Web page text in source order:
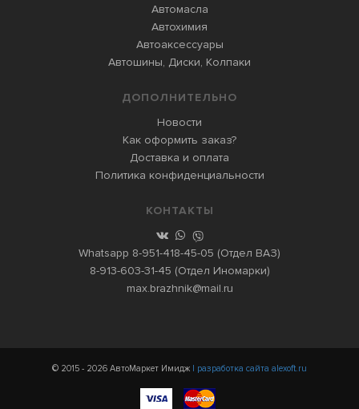
Автомасла
Автохимия
Автоаксессуары
Автошины, Диски, Колпаки
ДОПОЛНИТЕЛЬНО
Новости
Как оформить заказ?
Доставка и оплата
Политика конфиденциальности
КОНТАКТЫ
Whatsapp 8-951-418-45-05 (Отдел ВАЗ)
8-913-603-31-45 (Отдел Иномарки)
max.brazhnik@mail.ru
© 2015 - 2026 АвтоМаркет Имидж | разработка сайта alexoft.ru